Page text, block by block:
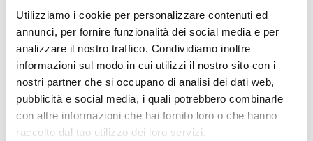
Utilizziamo i cookie per personalizzare contenuti ed
annunci, per fornire funzionalità dei social media e per
analizzare il nostro traffico. Condividiamo inoltre
informazioni sul modo in cui utilizzi il nostro sito con i
nostri partner che si occupano di analisi dei dati web,
pubblicità e social media, i quali potrebbero combinarle
con altre informazioni che hai fornito loro o che hanno
raccolto dal tuo utilizzo dei loro servizi.
programmi
• Al lavoro solo giocatori pre-selezionati per Mondiale e
nazionali
• Nessuna squalifica in arrivo da provvedimenti
giudice sportivo
• Martedì presentazione del Comitato Medico
Scientifico istituito
• Prevista partecipazione Lega Calcio Serie A per saluti
istituzionali